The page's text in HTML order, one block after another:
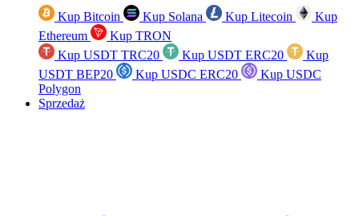
Kup Bitcoin Kup Solana Kup Litecoin
Kup
Ethereum
Kup TRON
Kup USDT TRC20
Kup USDT ERC20
Kup
USDT BEP20
Kup USDC ERC20
Kup USDC
Polygon
Sprzedaż